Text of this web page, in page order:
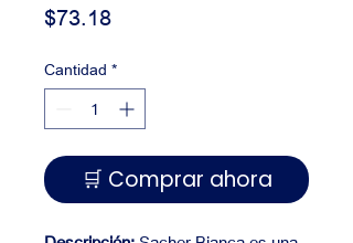
$73.18Precio
Cantidad *
🛒 Comprar ahora